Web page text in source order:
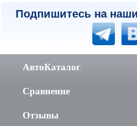
Подпишитесь на
АвтоКаталог
Сравнение
Отзывы